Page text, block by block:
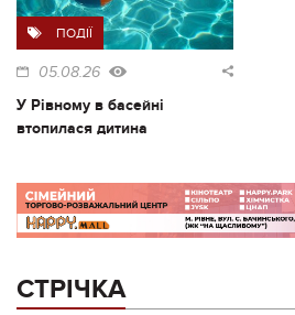
ПОДІЇ
05.08.26
У Рівному в басейні
втопилася дитина
СТРІЧКА